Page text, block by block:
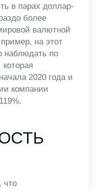
в парах доллар-
более
валютной
на этот
наблюдать по
2020 года и
компании
что